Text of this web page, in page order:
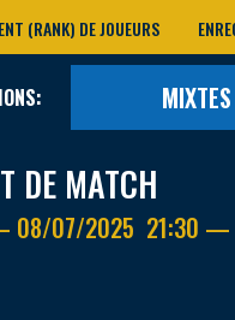
(RANK) DE JOUEURS
MIXTES
DE MATCH
— 08/07/2025 21:30 —